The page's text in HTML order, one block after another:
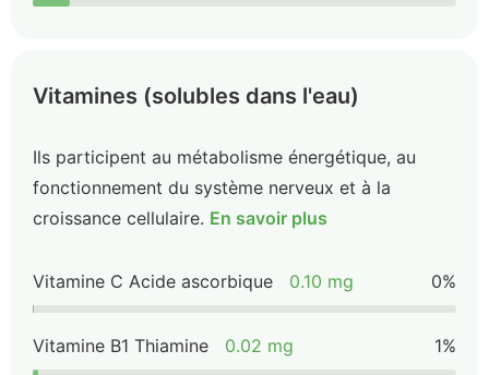
Vitamines (solubles dans l'eau)
Ils participent au métabolisme énergétique, au
fonctionnement du système nerveux et à la
croissance cellulaire. En savoir plus
Vitamine C Acide ascorbique 0.10 mg 0%
Vitamine B1 Thiamine 0.02 mg 1%